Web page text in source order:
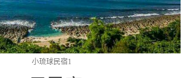
小琉球民宿1